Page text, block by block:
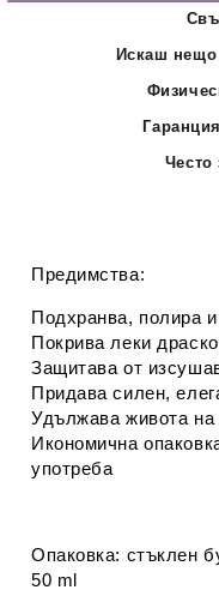
Искаш нещо
Често
Предимства:
Подхранва, полира
Покрива леки
Защитава от
Придава силен,
Удължава живота на
Икономична
употреба
Опаковка: стъклен
50 ml